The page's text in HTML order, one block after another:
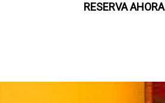
RESERVA AHORA